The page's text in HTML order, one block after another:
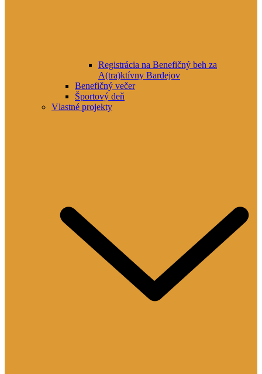
Registrácia na Benefičný beh za
A(tra)ktívny Bardejov
Benefičný večer
Športový deň
Vlastné projekty